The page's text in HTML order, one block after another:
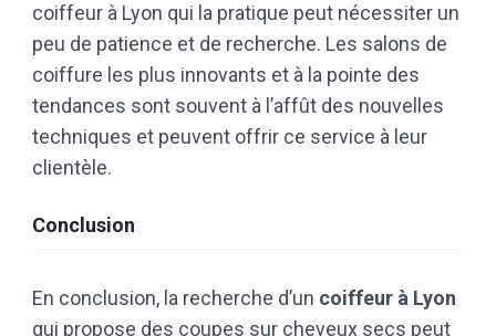
coiffeur à Lyon qui la pratique peut nécessiter un
peu de patience et de recherche. Les salons de
coiffure les plus innovants et à la pointe des
tendances sont souvent à l’affût des nouvelles
techniques et peuvent offrir ce service à leur
clientèle.
Conclusion
En conclusion, la recherche d’un coiffeur à Lyon
qui propose des coupes sur cheveux secs peut